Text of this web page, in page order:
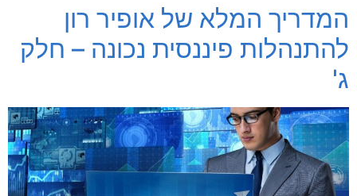
המדריך המלא של אופיר רון
להתנהלות פיננסית נכונה – חלק
ג'